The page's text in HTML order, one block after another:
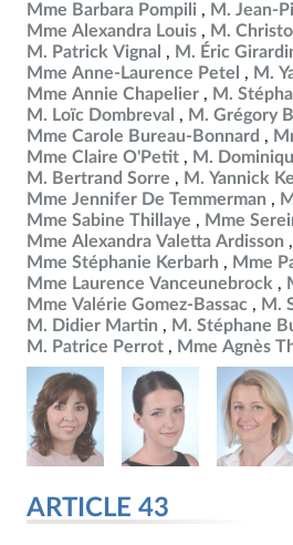
Mme Barbara Pompili
M. Jean-
Mme Alexandra Louis
M.
M. Patrick Vignal
M. Éric
Mme Anne-Laurence Petel
M.
Mme Annie Chapelier
M.
M. Loïc Dombreval
M. Grégory
Mme Carole Bureau-Bonnard
Mme Claire O'Petit
M.
M. Bertrand Sorre
M. Yannick
Mme Jennifer De Temmerman
Mme Sabine Thillaye
Mme
Mme Alexandra Valetta Ardisson
Mme Stéphanie Kerbarh
Mme
Mme Laurence Vanceunebrock
Mme Valérie Gomez-Bassac
M.
M. Didier Martin
M. Stéphane
M. Patrice Perrot
Mme Agnès
ARTICLE 43